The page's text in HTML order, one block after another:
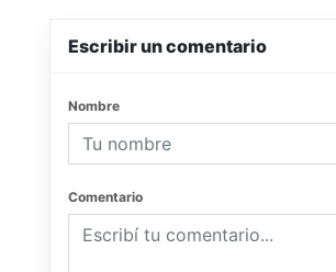
Escribir un comentario
Nombre
Comentario